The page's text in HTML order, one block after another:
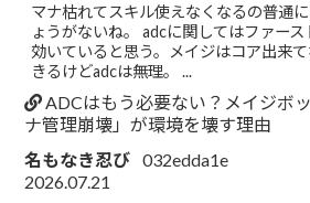
マナ枯れてスキル使えなくなるの普通
ょうがないね。 adcに関してはファー
効いていると思う。メイジはコア出来
きるけどadcは無理。 ...
ADCはもう必要ない？メイジボ
ナ管理崩壊」が環境を壊す理由
名もなき忍び 032edda1e
2026.07.21